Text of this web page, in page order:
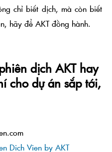
chỉ biết dịch, mà còn biết
hãy để AKT đồng hành.
dịch AKT hay
cho dự án sắp tới,
Dich Vien by AKT